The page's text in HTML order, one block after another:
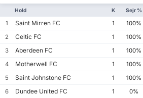
Hold K Sejr %
1 Saint Mirren FC 1 100%
2
Celtic FC 1 100%
3
Aberdeen FC 1 100%
4
Motherwell FC 1 100%
5
Saint Johnstone FC 1 100%
6
Dundee United FC 1 0%